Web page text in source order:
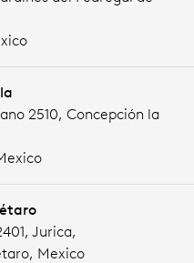
2510, Concepción la
Jurica,
Mexico